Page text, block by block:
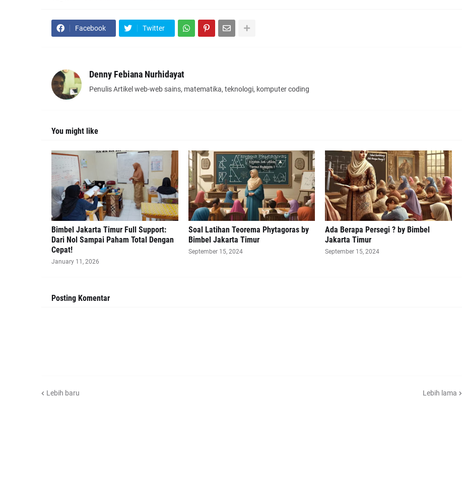
Facebook Twitter
Denny Febiana Nurhidayat
Penulis Artikel web-web sains, matematika, teknologi, komputer coding
You might like
Bimbel Jakarta Timur Full Support:
Dari Nol Sampai Paham Total Dengan
Cepat!
January 11, 2026
Soal Latihan Teorema Phytagoras by
Bimbel Jakarta Timur
September 15, 2024
Ada Berapa Persegi ? by Bimbel
Jakarta Timur
September 15, 2024
Posting Komentar
Lebih baru Lebih lama